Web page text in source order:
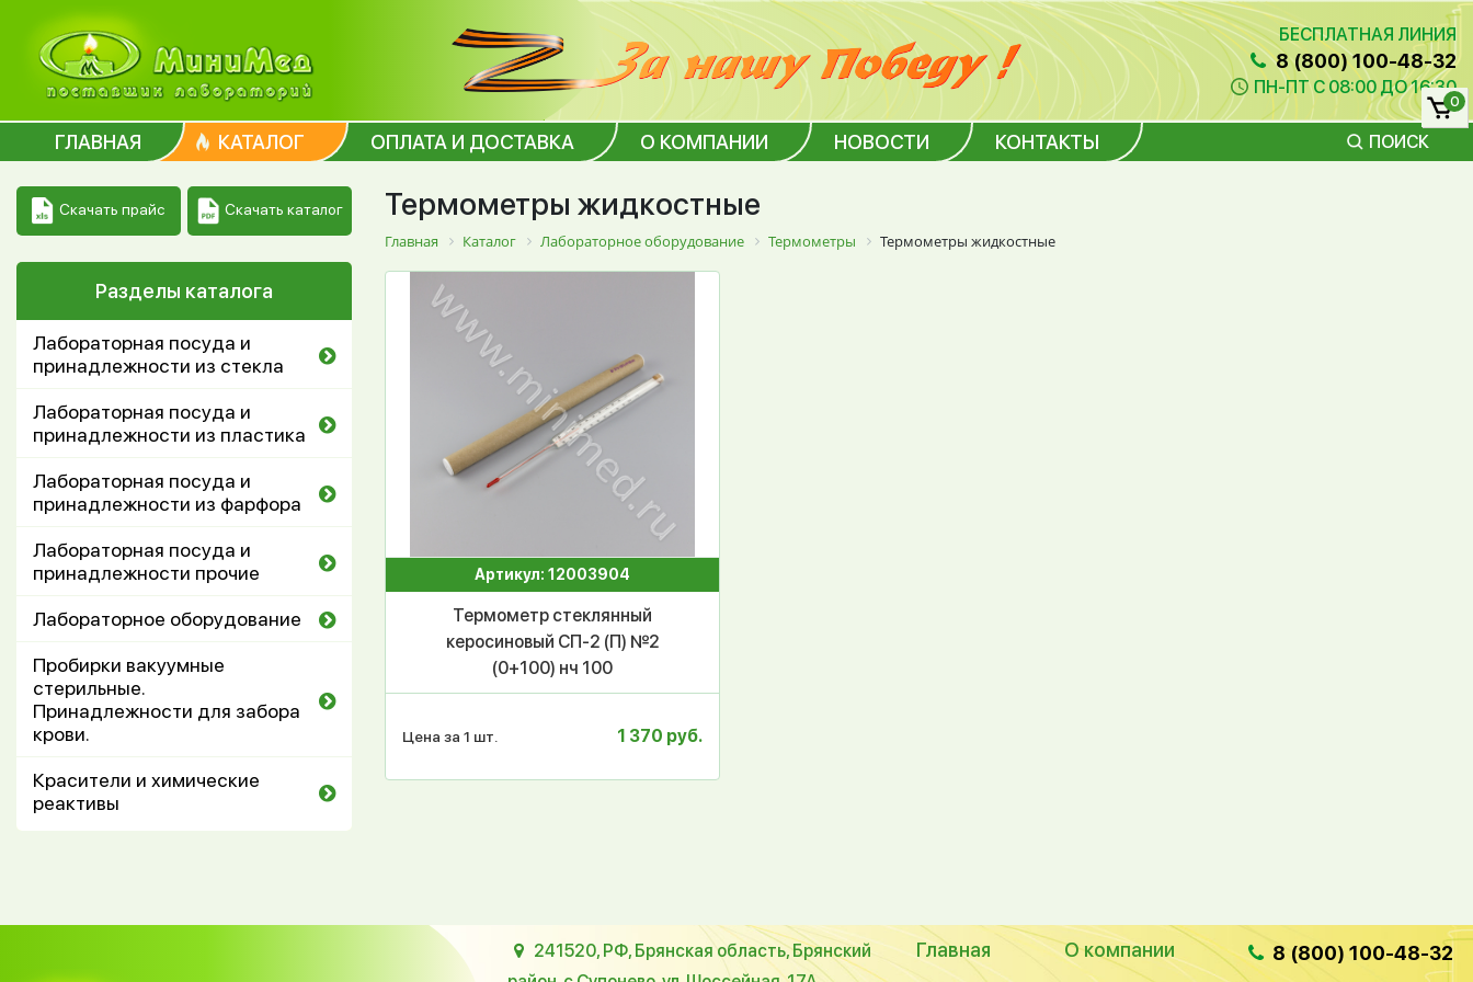
БЕСПЛАТНАЯ ЛИНИЯ
8 (800) 100-48-32
ПН-ПТ С 08:00 ДО 16:30
ГЛАВНАЯ КАТАЛОГ ОПЛАТА И ДОСТАВКА О КОМПАНИИ НОВОСТИ КОНТАКТЫ ПОИСК
0
Скачать прайс Скачать каталог
Разделы каталога
Лабораторная посуда и
принадлежности из стекла
Лабораторная посуда и
принадлежности из пластика
Лабораторная посуда и
принадлежности из фарфора
Лабораторная посуда и
принадлежности прочие
Лабораторное оборудование
Пробирки вакуумные
стерильные.
Принадлежности для забора
крови.
Красители и химические
реактивы
Термометры жидкостные
Главная Каталог Лабораторное оборудование Термометры Термометры жидкостные
Артикул: 12003904
Термометр стеклянный
керосиновый СП-2 (П) №2
(0+100) нч 100
Цена за 1 шт. 1 370 руб.
241520, РФ, Брянская область, Брянский
Главная
О компании
8 (800) 100-48-32